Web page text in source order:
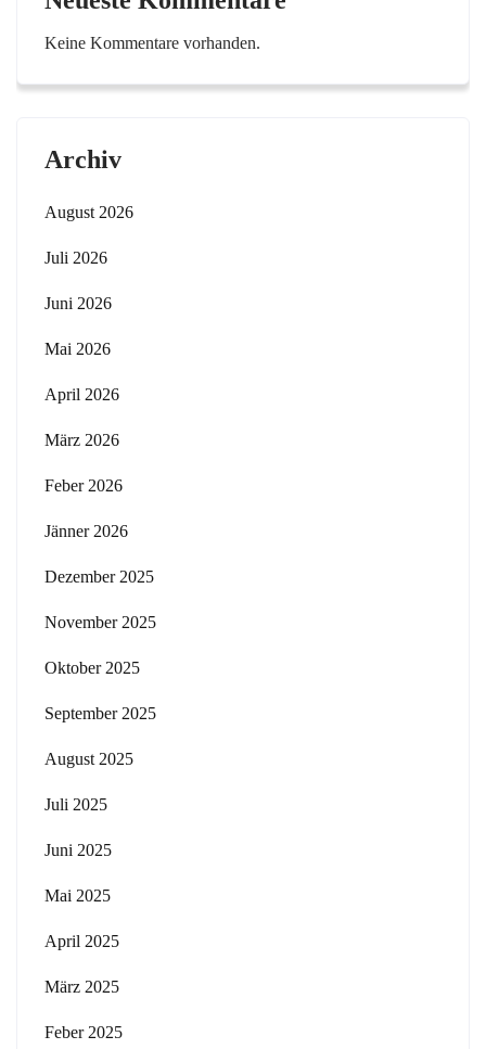
Keine Kommentare vorhanden.
Archiv
August 2026
Juli 2026
Juni 2026
Mai 2026
April 2026
März 2026
Feber 2026
Jänner 2026
Dezember 2025
November 2025
Oktober 2025
September 2025
August 2025
Juli 2025
Juni 2025
Mai 2025
April 2025
März 2025
Feber 2025